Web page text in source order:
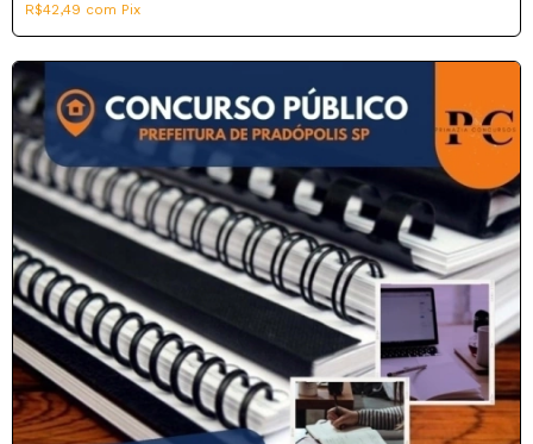
R$42,49 com Pix